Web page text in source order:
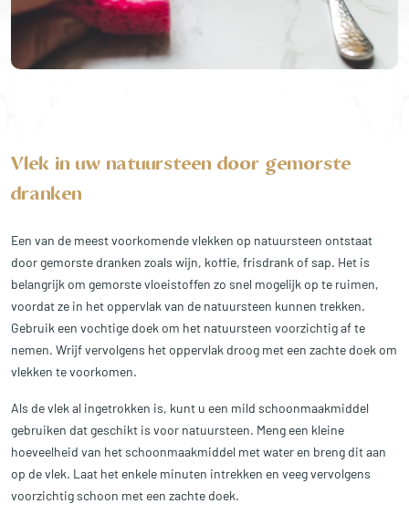
Vlek in uw natuursteen door gemorste
dranken
Een van de meest voorkomende vlekken op natuursteen ontstaat
door gemorste dranken zoals wijn, koffie, frisdrank of sap. Het is
belangrijk om gemorste vloeistoffen zo snel mogelijk op te ruimen,
voordat ze in het oppervlak van de natuursteen kunnen trekken.
Gebruik een vochtige doek om het natuursteen voorzichtig af te
nemen. Wrijf vervolgens het oppervlak droog met een zachte doek om
vlekken te voorkomen.
Als de vlek al ingetrokken is, kunt u een mild schoonmaakmiddel
gebruiken dat geschikt is voor natuursteen. Meng een kleine
hoeveelheid van het schoonmaakmiddel met water en breng dit aan
op de vlek. Laat het enkele minuten intrekken en veeg vervolgens
voorzichtig schoon met een zachte doek.